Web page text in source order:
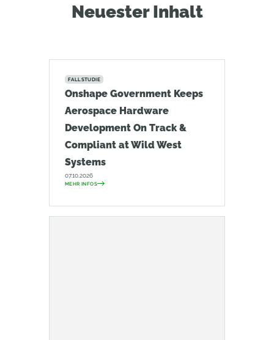
Neuester Inhalt
FALLSTUDIE
Onshape Government Keeps
Aerospace Hardware
Development On Track &
Compliant at Wild West
Systems
07.10.2026
MEHR INFOS